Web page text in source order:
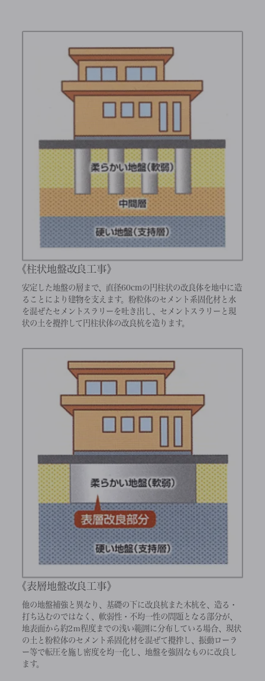
柱状地盤改良工事
安定した地盤の層まで、直径60cmの円柱状の改良体を地中に造
ることにより建物を支えます。粉粒体のセメント系固化材と水
を混ぜたセメントスラリーを吐き出し、セメントスラリーと現
状の土を攪拌して円柱状体の改良杭を造ります。
表層地盤改良工事
他の地盤補強と異なり、基礎の下に改良杭また木杭を、造る・
打ち込むのではなく、軟弱性・不均一性の問題となる部分が、
地表面から約2ｍ程度までの浅い範囲に分布している場合、現状
の土と粉粒体のセメント系固化材を混ぜて攪拌し、振動ローラ
ー等で転圧を施し密度を均一化し、地盤を強固なものに改良し
ます。